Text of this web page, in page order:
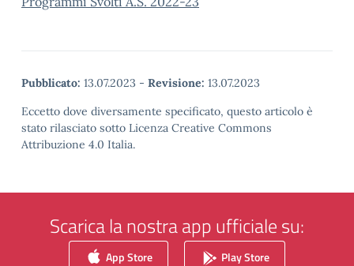
Pubblicato: 13.07.2023 - Revisione: 13.07.2023
Eccetto dove diversamente specificato, questo articolo è
stato rilasciato sotto Licenza Creative Commons
Attribuzione 4.0 Italia.
Scarica la nostra app ufficiale su:
App Store Play Store